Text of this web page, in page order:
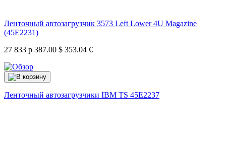
Ленточный автозагрузчик 3573 Left Lower 4U Magazine
(45E2231)
27 833 р 387.00 $ 353.04 €
Ленточный автозагрузчики IBM TS 45E2237